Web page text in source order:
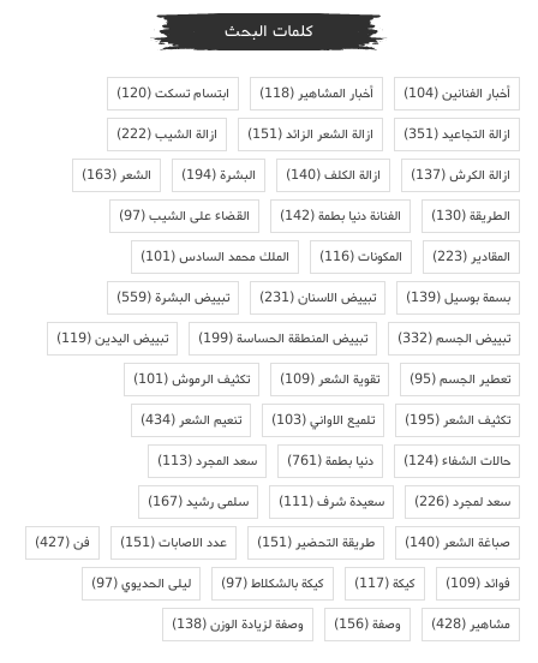
كلمات البحث
أخبار الفنانين(104) أخبار المشاهير (118) ابتسام تسكت(120)
ازالة التجاعيد(351) ازالة الشعر الزائد(151) ازالة الشيب(222)
ازالة الكرش(137) ازالة الكلف(140) البشرة(194) الشعر (163)
الطريقة(130) الفنانة دنيا بطمة(142) القضاء على الشيب(97)
المقادير (223) المكونات(116) الملك محمد السادس(101)
بسمة بوسيل(139) تبييض الاسنان(231) تبييض البشرة(559)
تبييض الجسم(332) تبييض المنطقة الحساسة(199) تبييض اليدين(119)
تعطير الجسم(95) تقوية الشعر (109) تكثيف الرموش(101)
تكثيف الشعر (195) تلميع الاواني(103) تنعيم الشعر (434)
حالات الشفاء(124) دنيا بطمة(761) سعد المجرد(113)
سعد لمجرد(226) سعيدة شرف(111) سلمى رشيد(167)
صباغة الشعر (140) طريقة التحضير (151) عدد الاصابات(151) فن(427)
فوائد(109) كيكة(117) كيكة بالشكلاط(97) ليلى الحديوي(97)
مشاهير (428) وصفة(156) وصفة لزيادة الوزن(138)